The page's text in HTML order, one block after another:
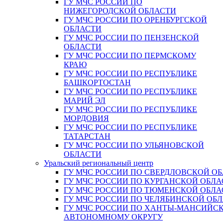
ГУ МЧС РОССИИ ПО
НИЖЕГОРОДСКОЙ ОБЛАСТИ
ГУ МЧС РОССИИ ПО ОРЕНБУРГСКОЙ
ОБЛАСТИ
ГУ МЧС РОССИИ ПО ПЕНЗЕНСКОЙ
ОБЛАСТИ
ГУ МЧС РОССИИ ПО ПЕРМСКОМУ
КРАЮ
ГУ МЧС РОССИИ ПО РЕСПУБЛИКЕ
БАШКОРТОСТАН
ГУ МЧС РОССИИ ПО РЕСПУБЛИКЕ
МАРИЙ ЭЛ
ГУ МЧС РОССИИ ПО РЕСПУБЛИКЕ
МОРДОВИЯ
ГУ МЧС РОССИИ ПО РЕСПУБЛИКЕ
ТАТАРСТАН
ГУ МЧС РОССИИ ПО УЛЬЯНОВСКОЙ
ОБЛАСТИ
Уральский региональный центр
ГУ МЧС РОССИИ ПО СВЕРДЛОВСКОЙ
ГУ МЧС РОССИИ ПО КУРГАНСКОЙ
ГУ МЧС РОССИИ ПО ТЮМЕНСКОЙ
ГУ МЧС РОССИИ ПО ЧЕЛЯБИНСКОЙ
ГУ МЧС РОССИИ ПО ХАНТЫ-
АВТОНОМНОМУ ОКРУГУ